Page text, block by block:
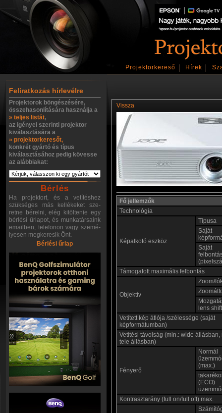
Projektorkereső Hírek
Feliratkozás hírlevélre
Projektorok böngészésére,
összehasonlítására használja a
» teljes listát,
az igényei szerinti projektor
kiválasztására a
» projektorkeresőt,
konkrét gyártó és típus
kiválasztásához pedig kövesse
az alábbiakat:
Bérlés
Ha projektort, és a vetítéshez
szükséges más kellékeket sze-
retne bérelni, elég kitöltenie egy
bérlési űrlapot, és munkatársaink
emailben, telefonon vagy szemé-
lyesen megkeresik Önt.
Bérlési űrlap
Vissza
Fő jellemzők
Technológia
Képalkotó eszköz
Típusa
Saját
Saját
Támogatott maximális felbontás
Objektív
Zoom/
lens shift
Vetített kép átlója /szélessége (saját
képformátumban)
Vetítési távolság (min.: wide állásban,
tele állásban)
Fényerő
Normál
(max.)
(ECO)
Kontrasztarány (full on/full off) max.